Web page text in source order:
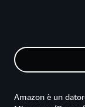
Amazon è un